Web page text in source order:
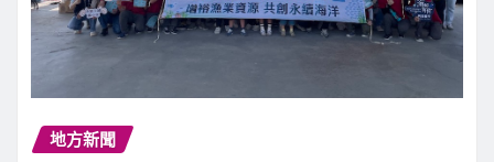
地方新聞